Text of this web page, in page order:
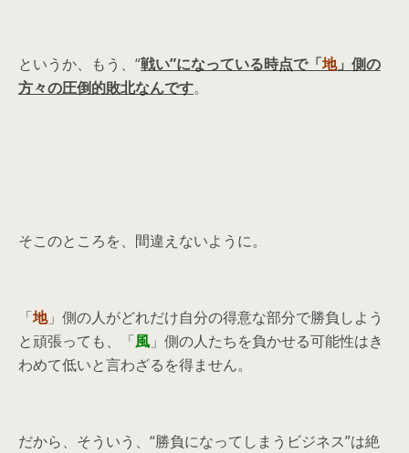
というか、もう、“戦い”になっている時点で「地」側の
方々の圧倒的敗北なんです。
そこのところを、間違えないように。
「地」側の人がどれだけ自分の得意な部分で勝負しよう
と頑張っても、「風 」側の人たちを負かせる可能性はき
わめて低いと言わざるを得ません。
だから、そういう、“勝負になってしまうビジネス”は絶